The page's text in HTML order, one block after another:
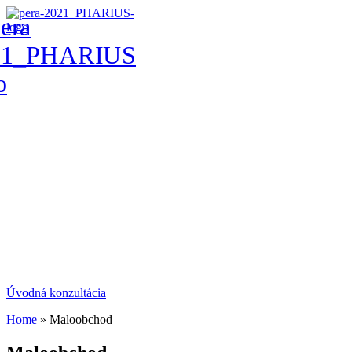
Úvodná konzultácia
Home » Maloobchod